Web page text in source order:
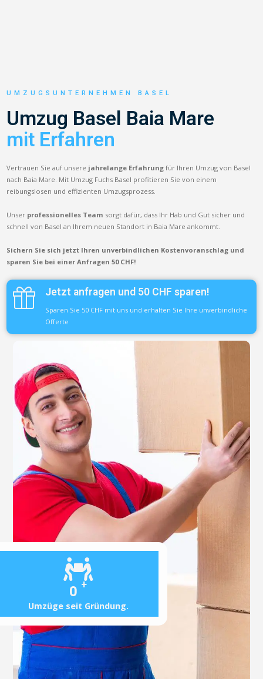
0 +
Umzüge seit Gründung.
UMZUGSUNTERNEHMEN BASEL
Umzug Basel Baia Mare
mit Erfahren
Vertrauen Sie auf unsere jahrelange Erfahrung für Ihren Umzug von Basel
nach Baia Mare. Mit Umzug Fuchs Basel profitieren Sie von einem
reibungslosen und effizienten Umzugsprozess.
Unser professionelles Team sorgt dafür, dass Ihr Hab und Gut sicher und
schnell von Basel an Ihrem neuen Standort in Baia Mare ankommt.
Sichern Sie sich jetzt Ihren unverbindlichen Kostenvoranschlag und
sparen Sie bei einer Anfragen 50 CHF!
Jetzt anfragen und 50 CHF sparen!
Sparen Sie 50 CHF mit uns und erhalten Sie Ihre unverbindliche
Offerte